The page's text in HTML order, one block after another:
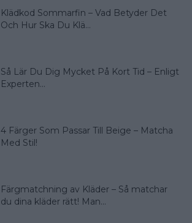
Klädkod Sommarfin – Vad Betyder Det
Och Hur Ska Du Klä...
Så Lär Du Dig Mycket På Kort Tid – Enligt
Experten...
4 Färger Som Passar Till Beige – Matcha
Med Stil!
Färgmatchning av Kläder – Så matchar
du dina kläder rätt! Man...